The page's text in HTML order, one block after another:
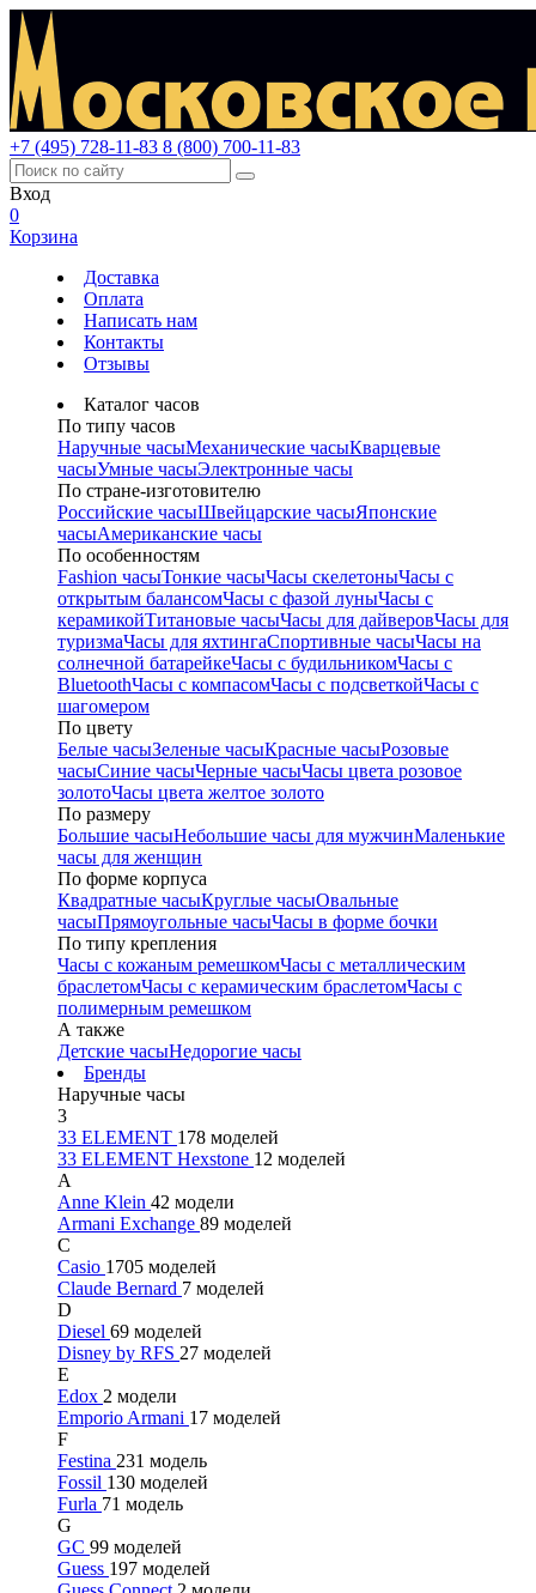
+7 (495) 728-11-83 8 (800) 700-11-83
Вход
0
Корзина
Доставка
Оплата
Написать нам
Контакты
Отзывы
Каталог часов
По типу часов
Наручные часыМеханические часыКварцевые
часыУмные часыЭлектронные часы
По стране-изготовителю
Российские часыШвейцарские часыЯпонские
часыАмериканские часы
По особенностям
Fashion часыТонкие часыЧасы скелетоныЧасы с
открытым балансомЧасы с фазой луныЧасы с
керамикойТитановые часыЧасы для дайверовЧасы для
туризмаЧасы для яхтингаСпортивные часыЧасы на
солнечной батарейкеЧасы с будильникомЧасы с
BluetoothЧасы с компасомЧасы с подсветкойЧасы с
шагомером
По цвету
Белые часыЗеленые часыКрасные часыРозовые
часыСиние часыЧерные часыЧасы цвета розовое
золотоЧасы цвета желтое золото
По размеру
Большие часыНебольшие часы для мужчинМаленькие
часы для женщин
По форме корпуса
Квадратные часыКруглые часыОвальные
часыПрямоугольные часыЧасы в форме бочки
По типу крепления
Часы с кожаным ремешкомЧасы с металлическим
браслетомЧасы с керамическим браслетомЧасы с
полимерным ремешком
А также
Детские часыНедорогие часы
Бренды
Наручные часы
3
33 ELEMENT 178 моделей
33 ELEMENT Hexstone 12 моделей
A
Anne Klein 42 модели
Armani Exchange 89 моделей
C
Casio 1705 моделей
Claude Bernard 7 моделей
D
Diesel 69 моделей
Disney by RFS 27 моделей
E
Edox 2 модели
Emporio Armani 17 моделей
F
Festina 231 модель
Fossil 130 моделей
Furla 71 модель
G
GC 99 моделей
Guess 197 моделей